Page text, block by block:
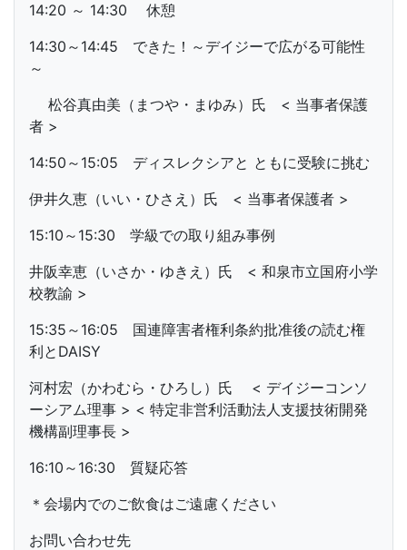
14:20 ～ 14:30 休憩
14:30～14:45 できた！～デイジーで広がる可能性
～
松谷真由美（まつや・まゆみ）氏 < 当事者保護
者 >
14:50～15:05 ディスレクシアと ともに受験に挑む
伊井久恵（いい・ひさえ）氏 < 当事者保護者 >
15:10～15:30 学級での取り組み事例
井阪幸恵（いさか・ゆきえ）氏 < 和泉市立国府小学
校教諭 >
15:35～16:05 国連障害者権利条約批准後の読む権
利とDAISY
河村宏（かわむら・ひろし）氏 < デイジーコンソ
ーシアム理事 > < 特定非営利活動法人支援技術開発
機構副理事長 >
16:10～16:30 質疑応答
＊会場内でのご飲食はご遠慮ください
お問い合わせ先